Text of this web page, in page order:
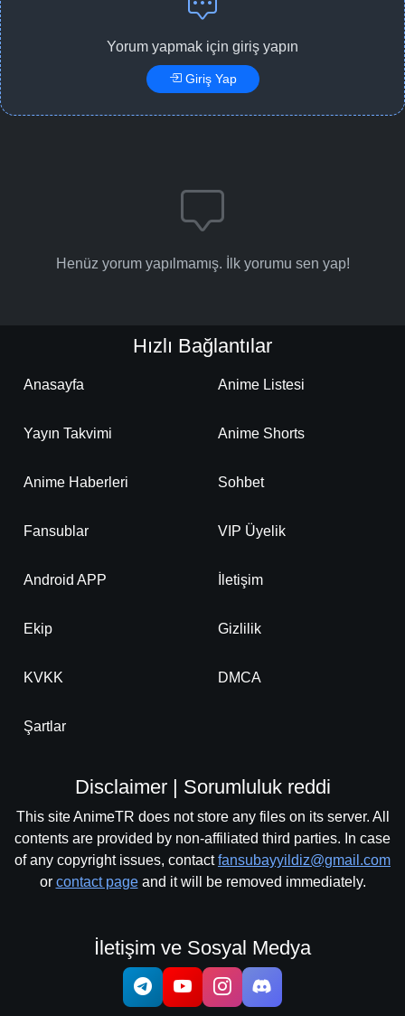
Yorum yapmak için giriş yapın
Giriş Yap
Henüz yorum yapılmamış. İlk yorumu sen yap!
Hızlı Bağlantılar
Anasayfa Anime Listesi
Yayın Takvimi Anime Shorts
Anime Haberleri Sohbet
Fansublar VIP Üyelik
Android APP İletişim
Ekip Gizlilik
KVKK DMCA
Şartlar
Disclaimer | Sorumluluk reddi
This site AnimeTR does not store any files on its server. All
contents are provided by non-affiliated third parties. In case
of any copyright issues, contactfansubayyildiz@gmail.com
or contact pageand it will be removed immediately.
İletişim ve Sosyal Medya